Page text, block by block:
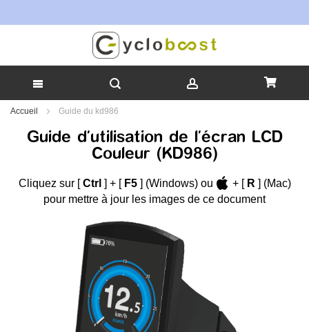
Allez
contenu
Accueil Guide du kd986
Guide d'utilisation de l'écran LCD
Couleur (KD986)
Cliquez sur [ Ctrl ] + [ F5 ] (Windows) ou + [ R ] (Mac)
pour mettre à jour les images de ce document